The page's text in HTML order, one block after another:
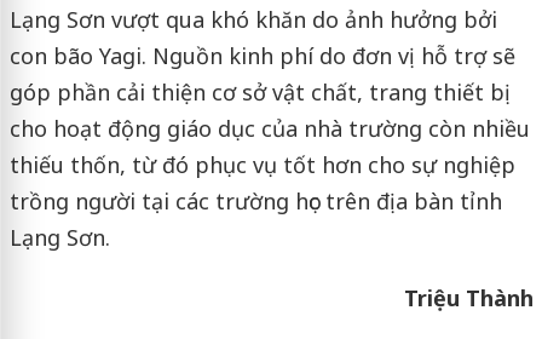
Lạng Sơn vượt qua khó khăn do ảnh hưởng bởi
con bão Yagi. Nguồn kinh phí do đơn vị hỗ trợ sẽ
góp phần cải thiện cơ sở vật chất, trang thiết bị
cho hoạt động giáo dục của nhà trường còn nhiều
thiếu thốn, từ đó phục vụ tốt hơn cho sự nghiệp
trồng người tại các trường học trên địa bàn tỉnh
Lạng Sơn.
Triệu Thành